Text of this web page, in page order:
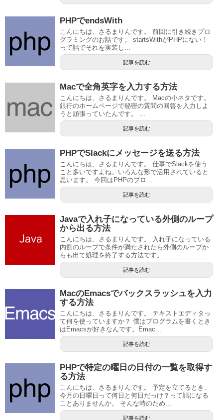
PHPでendsWith
こんにちは、さるまりんです。 前回に引き続きプロ
グラミングのお話です。 startsWithがPHPにない！
って話でそれを実装し...
記事を読む
Macで全角英字を入力する方法
こんにちは、さるまりんです。 Macの小ネタです。
銀行のホームページで秘密の質問の回答を入力しよ
うと頑張っていたんです。 ...
記事を読む
PHPでSlackにメッセージを送る方法
こんにちは、さるまりんです。 仕事でSlackを使う
こと多いですよね。いろんな形で活用されていると
思います。 今回はPHPのプロ...
記事を読む
Javaで入れ子になっている外側のループ
から出る方法
こんにちは、さるまりんです。 入れ子になっている
内側のループで条件が満たされたら外側のループか
らも出て処理を終了する方法です。 ...
記事を読む
MacのEmacsでバックスラッシュを入力
する方法
こんにちは、さるまりんです。 テキストエディタっ
て何を使っていますか？ 僕はプログラムを書くとき
はEmacsが好きなんです。Emac...
記事を読む
PHPで特定の曜日の日付の一覧を取得す
る方法
こんにちは、さるまりんです。 予定を立てるとき、
今月の日曜日って何日と何日だっけ？って話になる
ことありませんか。 そんな時のため...
記事を読む